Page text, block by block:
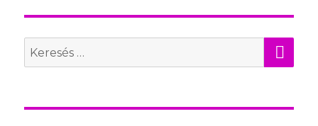
Search
for: